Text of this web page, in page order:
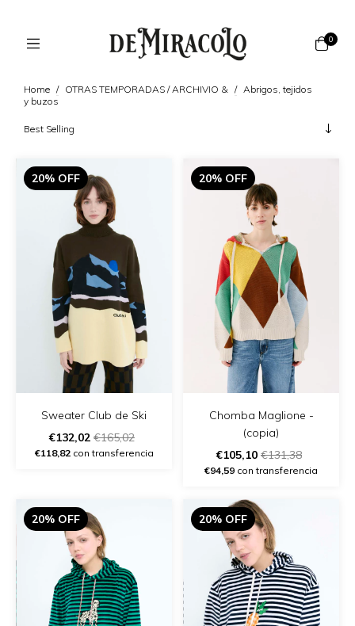
0
Home / OTRAS TEMPORADAS / ARCHIVIO & / Abrigos, tejidos
y buzos
20% OFF
Sweater Club de Ski
€132,02 €165,02
€118,82con transferencia
20% OFF
Chomba Maglione -
(copia)
€105,10 €131,38
€94,59 con transferencia
20% OFF 20% OFF